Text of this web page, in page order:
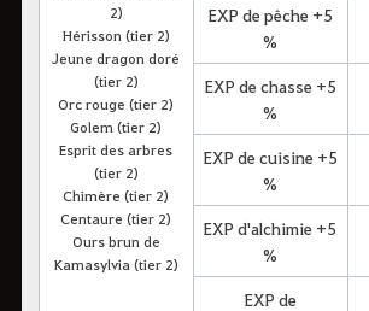
2)
Hérisson (tier 2)
Jeune dragon doré
(tier 2)
Orc rouge (tier 2)
Golem (tier 2)
Esprit des arbres
(tier 2)
Chimère (tier 2)
Centaure (tier 2)
Ours brun de
Kamasylvia (tier 2)
EXP de pêche +5
%
EXP de chasse +5
%
EXP de cuisine +5
%
EXP d'alchimie +5
%
EXP de